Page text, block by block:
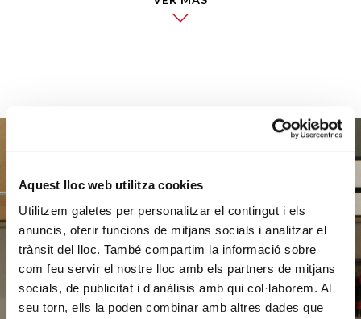
Aquest lloc web utilitza cookies
Utilitzem galetes per personalitzar el contingut i els
anuncis, oferir funcions de mitjans socials i analitzar el
trànsit del lloc. També compartim la informació sobre
com feu servir el nostre lloc amb els partners de mitjans
socials, de publicitat i d'anàlisis amb qui col·laborem. Al
seu torn, ells la poden combinar amb altres dades que
Ayúdanos
a ayudar
HAZ UN DONATIVO